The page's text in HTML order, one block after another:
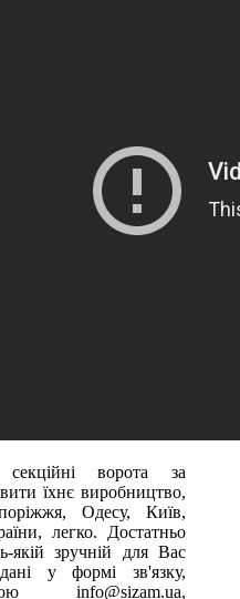
ворота за
їхнє виробництво,
Одесу, Київ,
легко. Достатньо
якій зручній для Вас
у формі зв'язку,
info@sizam.ua,